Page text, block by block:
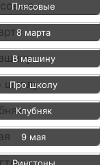
Плясовые
8 марта
В машину
Про школу
Клубняк
9 мая